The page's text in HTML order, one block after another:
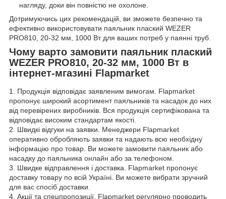
нагляду, доки він повністю не охолоне.
Дотримуючись цих рекомендацій, ви зможете безпечно та
ефективно використовувати паяльник плаский WEZER
PRO810, 20-32 мм, 1000 Вт для ваших потреб у паянні труб.
Чому варто замовити паяльник плаский
WEZER PRO810, 20-32 мм, 1000 Вт в
інтернет-мгазині Flapmarket
1. Продукція відповідає заявленим вимогам. Flapmarket
пропонує широкий асортимент паяльників та насадок до них
від перевірених виробників. Вся продукція сертифікована та
відповідає високим стандартам якості.
2. Швидкі відгуки на заявки. Менеджери Flapmarket
оперативно обробляють заявки та надають всю необхідну
інформацію про товар. Ви можете замовити паяльник або
насадку до паяльника онлайн або за телефоном.
3. Швидке відправлення і доставка. Flapmarket пропонує
доставку товару по всій Україні. Ви можете вибрати зручний
для вас спосіб доставки.
4. Акції та спецпропозиції. Flapmarket регулярно проводить